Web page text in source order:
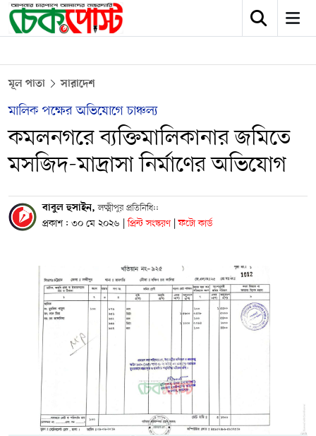
মূল পাতা সারাদেশ
মালিক পক্ষের অভিযোগে চাঞ্চল্য
কমলনগরে ব্যক্তিমালিকানার জমিতে
মসজিদ-মাদ্রাসা নির্মাণের অভিযোগ
বাবুল হুসাইন,লক্ষ্মীপুর প্রতিনিধি::
প্রকাশ : ৩০ মে ২০২৬ | প্রিন্ট সংস্করণ | ফটো কার্ড